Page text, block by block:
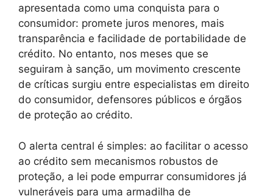
apresentada como uma conquista para o
consumidor: promete juros menores, mais
transparência e facilidade de portabilidade de
crédito. No entanto, nos meses que se
seguiram à sanção, um movimento crescente
de críticas surgiu entre especialistas em direito
do consumidor, defensores públicos e órgãos
de proteção ao crédito.
O alerta central é simples: ao facilitar o acesso
ao crédito sem mecanismos robustos de
proteção, a lei pode empurrar consumidores já
vulneráveis para uma armadilha de